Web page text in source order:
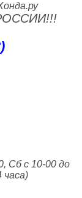
Сб с 10-00 до
часа)